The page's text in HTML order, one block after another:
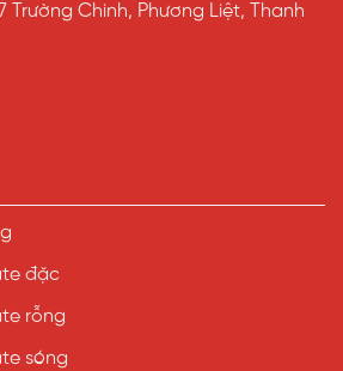
Trường Chinh, Phương Liệt, Thanh
đặc
rỗng
sóng